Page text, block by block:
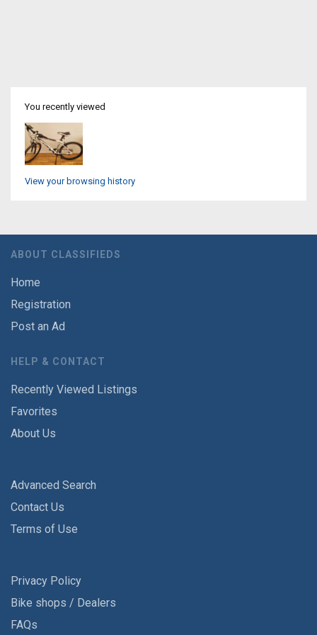
You recently viewed
View your browsing history
ABOUT CLASSIFIEDS
Home
Registration
Post an Ad
HELP & CONTACT
Recently Viewed Listings
Favorites
About Us
Advanced Search
Contact Us
Terms of Use
Privacy Policy
Bike shops / Dealers
FAQs